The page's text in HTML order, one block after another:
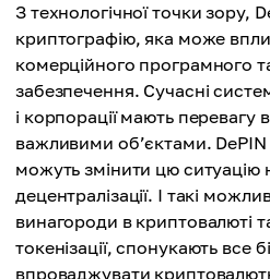
З технологічної точки зору,
криптографію, яка може
комерційного програмного
забезпечення. Сучасні
і корпорації мають перевагу
важливими об’єктами. DePIN
можуть змінити цю ситуацію
децентралізації. І такі
винагороди в криптовалюті
токенізації, спонукають все
впроваджувати